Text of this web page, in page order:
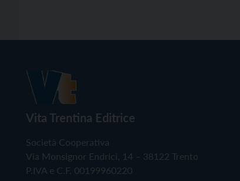
Vita Trentina Editrice
Società Cooperativa
Via Monsignor Endrici, 14 – 38122 Trento
P.IVA e C.F. 00199960220